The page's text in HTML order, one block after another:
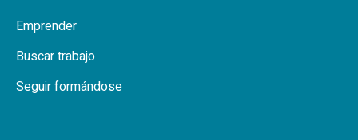
Emprender
Buscar trabajo
Seguir formándose